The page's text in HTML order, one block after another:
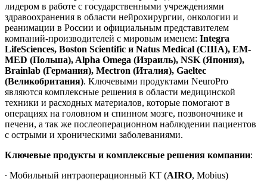
лидером в работе с государственными учреждениями
здравоохранения в области нейрохирургии, онкологии и
реанимации в России и официальным представителем
компаний-производителей с мировым именем: Integra
LifeSciences, Boston Scientific и Natus Medical (США), EM-
MED (Польша), Alpha Omega (Израиль), NSK (Япония),
Brainlab (Германия), Mectron (Италия), Gaeltec
(Великобритания). Ключевыми продуктами NeuroPro
являются комплексные решения в области медицинской
техники и расходных материалов, которые помогают в
операциях на головном и спинном мозге, позвоночнике и
печени, а так же послеоперационном наблюдении пациентов
с острыми и хроническими заболеваниями.
Ключевые продукты и комплексные решения компании:
∙ Мобильный интраоперационный КТ (AIRO, Mobius)